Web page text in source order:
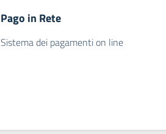
Pago in Rete
Sistema dei pagamenti on line